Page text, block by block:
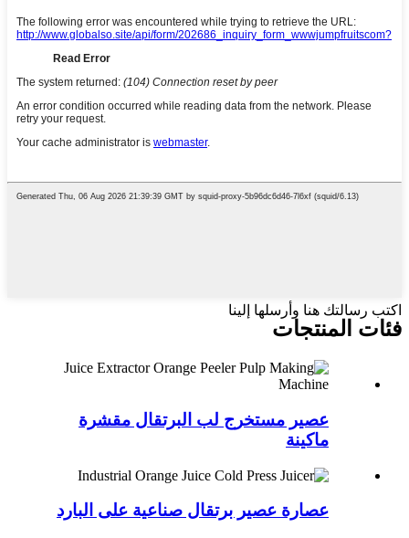
اكتب رسالتك هنا وأرسلها إلينا
فئات المنتجات
عصير مستخرج لب البرتقال مقشرة
ماكينة
عصارة عصير برتقال صناعية على البارد